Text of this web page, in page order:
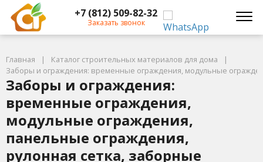
+7 (812) 509-82-32
Заказать звонок
Главная
Каталог строительных материалов для дома
Заборы и ограждения: временные ограждения, модульные
Заборы и ограждения:
временные ограждения,
модульные ограждения,
панельные ограждения,
рулонная сетка, заборные